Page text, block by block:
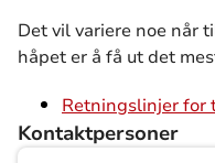
Det vil variere noe når
håpet er å få ut det
Retningslinjer for
Kontaktpersoner